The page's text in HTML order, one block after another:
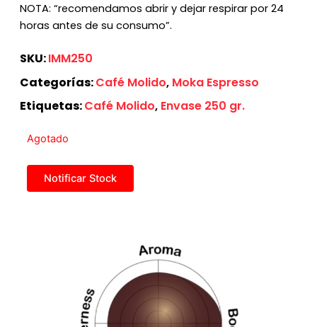
NOTA: “recomendamos abrir y dejar respirar por 24
horas antes de su consumo”.
SKU:IMM250
Categorías:Café Molido, Moka Espresso
Etiquetas:Café Molido, Envase 250 gr.
Agotado